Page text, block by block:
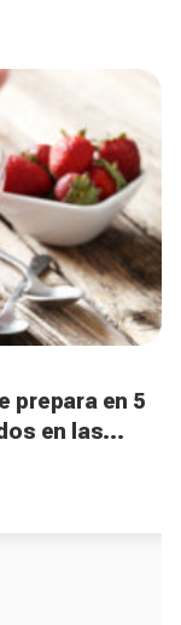
prepara en 5
en las